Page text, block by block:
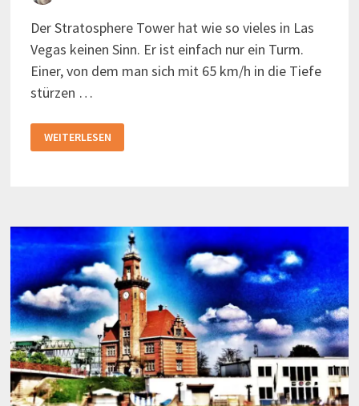
Der Stratosphere Tower hat wie so vieles in Las
Vegas keinen Sinn. Er ist einfach nur ein Turm.
Einer, von dem man sich mit 65 km/h in die Tiefe
stürzen …
TOWER
IN
WEITERLESEN